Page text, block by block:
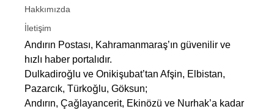
Hakkımızda
İletişim
Andırın Postası, Kahramanmaraş’ın güvenilir ve
hızlı haber portalıdır.
Dulkadiroğlu ve Onikişubat’tan Afşin, Elbistan,
Pazarcık, Türkoğlu, Göksun;
Andırın, Çağlayancerit, Ekinözü ve Nurhak’a kadar